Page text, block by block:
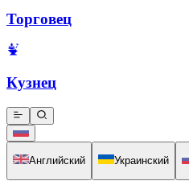
Торговец
Кузнец
Английский Украинский